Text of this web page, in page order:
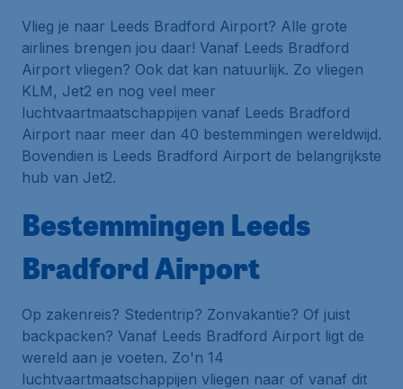
Vlieg je naar Leeds Bradford Airport? Alle grote
airlines brengen jou daar! Vanaf Leeds Bradford
Airport vliegen? Ook dat kan natuurlijk. Zo vliegen
KLM, Jet2 en nog veel meer
luchtvaartmaatschappijen vanaf Leeds Bradford
Airport naar meer dan 40 bestemmingen wereldwijd.
Bovendien is Leeds Bradford Airport de belangrijkste
hub van Jet2.
Bestemmingen Leeds
Bradford Airport
Op zakenreis? Stedentrip? Zonvakantie? Of juist
backpacken? Vanaf Leeds Bradford Airport ligt de
wereld aan je voeten. Zo'n 14
luchtvaartmaatschappijen vliegen naar of vanaf dit